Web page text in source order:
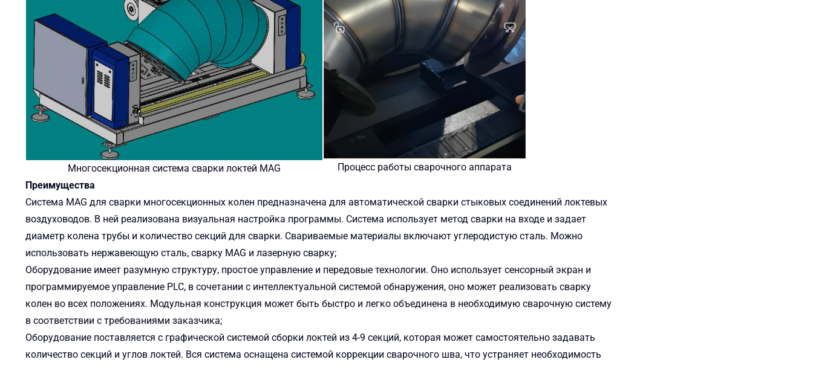
Многосекционная система сварки локтей MAG
Процесс работы сварочного аппарата
Преимущества
Система MAG для сварки многосекционных колен предназначена для автоматической сварки стыковых соединений локтевых
воздуховодов. В ней реализована визуальная настройка программы. Система использует метод сварки на входе и задает
диаметр колена трубы и количество секций для сварки. Свариваемые материалы включают углеродистую сталь. Можно
использовать нержавеющую сталь, сварку MAG и лазерную сварку;
Оборудование имеет разумную структуру, простое управление и передовые технологии. Оно использует сенсорный экран и
программируемое управление PLC, в сочетании с интеллектуальной системой обнаружения, оно может реализовать сварку
колен во всех положениях. Модульная конструкция может быть быстро и легко объединена в необходимую сварочную систему
в соответствии с требованиями заказчика;
Оборудование поставляется с графической системой сборки локтей из 4-9 секций, которая может самостоятельно задавать
количество секций и углов локтей. Вся система оснащена системой коррекции сварочного шва, что устраняет необходимость